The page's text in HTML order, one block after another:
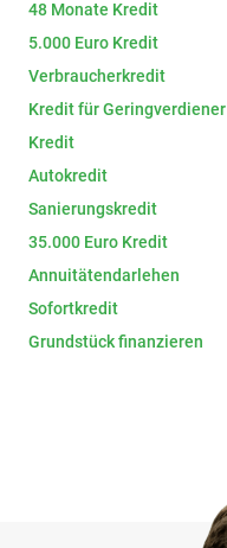
48 Monate Kredit
5.000 Euro Kredit
Verbraucherkredit
Kredit für Geringverdiener
Kredit
Autokredit
Sanierungskredit
35.000 Euro Kredit
Annuitätendarlehen
Sofortkredit
Grundstück finanzieren